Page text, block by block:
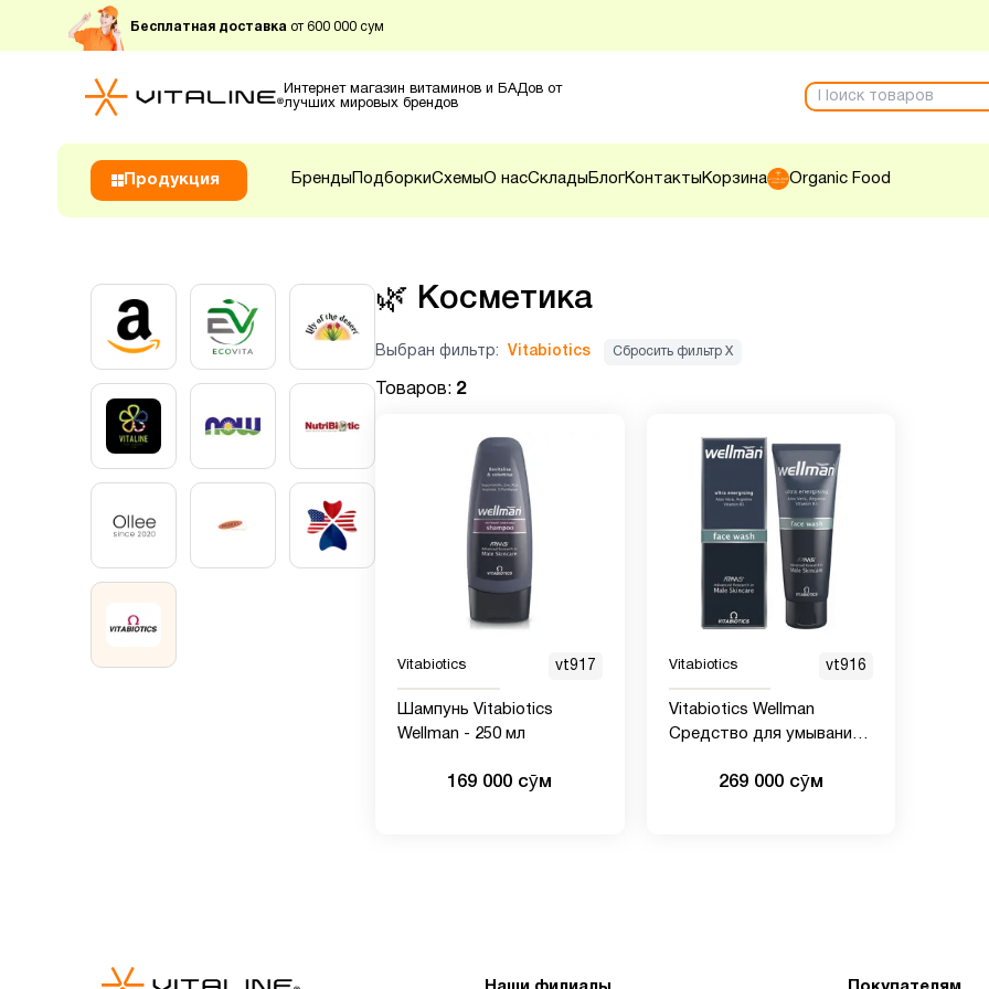
Бесплатная доставка от 600 000 сум
Интернет магазин витаминов и БАДов от
лучших мировых брендов
Продукция Бренды ПодборкиСхемыО насСклады БлогКонтакты Корзина Organic Food
🌿 Косметика
Выбран фильтр: Vitabiotics Сбросить фильтр Х
Товаров: 2
Vitabiotics vt917
Шампунь Vitabiotics
Wellman - 250 мл
169 000 сӯм
Vitabiotics vt916
Vitabiotics Wellman
Средство для умывания -
269 000 сӯм